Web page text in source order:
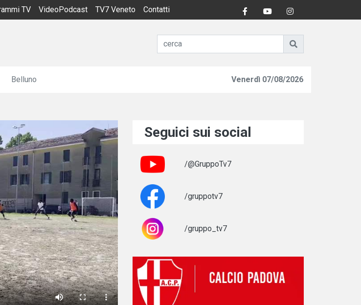
TV VideoPodcast TV7 Veneto Contatti
Belluno Venerdì 07/08/2026
Seguici sui social
/@GruppoTv7
/gruppotv7
/gruppo_tv7